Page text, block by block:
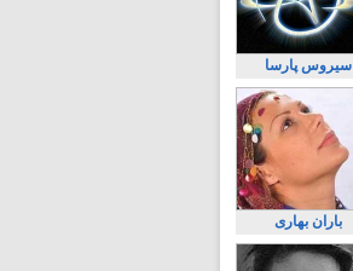
سیروس پارسا
باران بهاری